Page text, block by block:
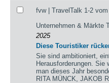
fvw | TravelTalk 1-2
Unternehmen & Märkte
2025
Diese Touristiker
Sie sind ambitioniert,
Herausforderungen.
man dieses Jahr
RITA MÜNCK, JAKOB